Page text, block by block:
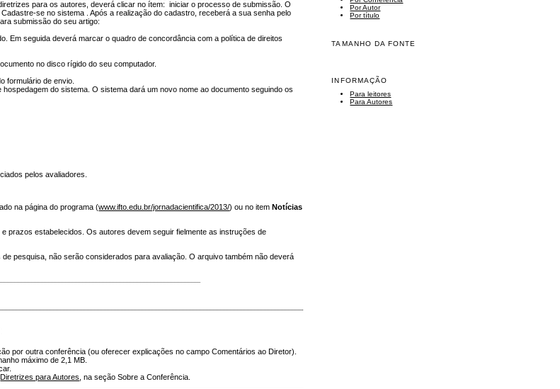
Por Autor
Por título
TAMANHO DA FONTE
INFORMAÇÃO
Para leitores
Para Autores
para os autores, deverá clicar no ítem: iniciar o processo de submissão. O
se no sistema . Após a realização do cadastro, receberá a sua senha pelo
submissão do seu artigo:
Em seguida deverá marcar o quadro de concordância com a política de direitos
no disco rígido do seu computador.
formulário de envio.
do sistema. O sistema dará um novo nome ao documento seguindo os
pelos avaliadores.
na página do programa (www.ifto.edu.br/jornadacientifica/2013/) ou no itemNotícias
prazos estabelecidos. Os autores devem seguir fielmente as instruções de
pesquisa, não serão considerados para avaliação. O arquivo também não deverá
por outra conferência (ou oferecer explicações no campo Comentários ao Diretor).
máximo de 2,1 MB.
Diretrizes para Autores , na seção Sobre a Conferência.